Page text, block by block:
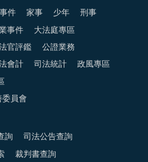
件 家事 少年 刑事
事件 大法庭專區
官評鑑 公證業務
會計 司法統計 政風專區
委員會
詢 司法公告查詢
裁判書查詢